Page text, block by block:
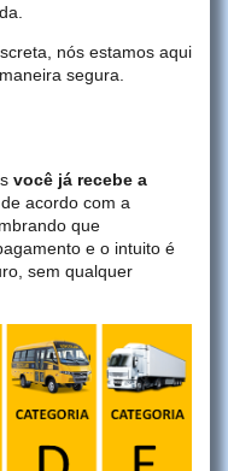
nós estamos aqui
segura.
você já recebe a
acordo com a
que
e o intuito é
sem qualquer